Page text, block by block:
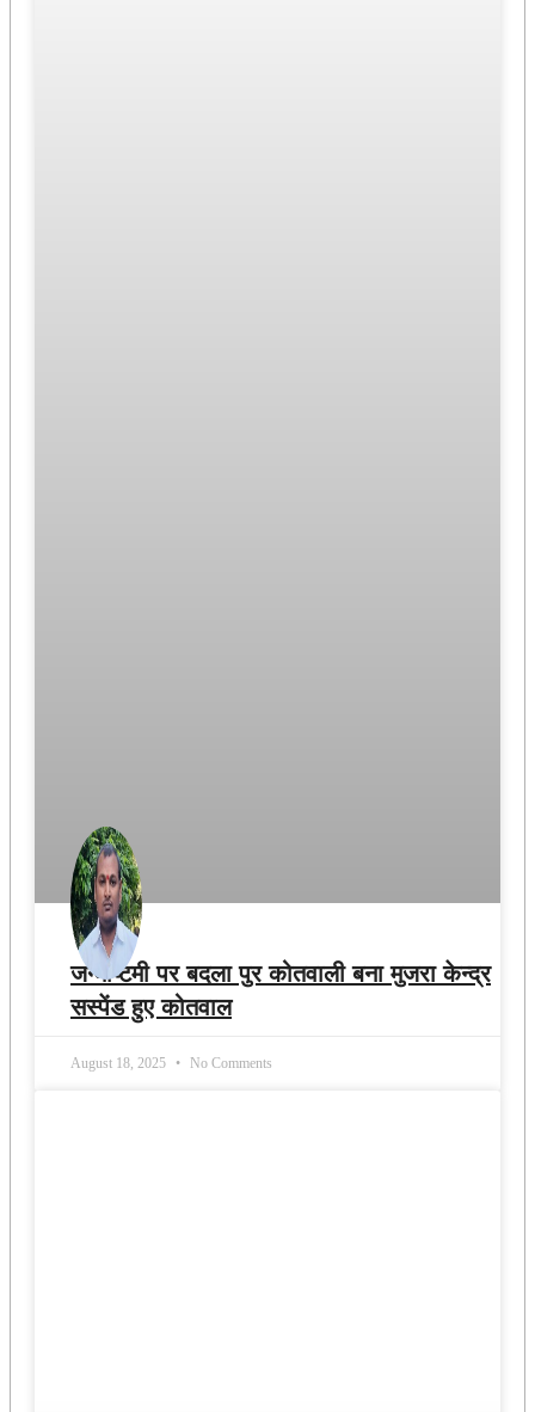
जन्माष्टमी पर बदला पुर कोतवाली बना मुजरा केन्द्र
सस्पेंड हुए कोतवाल
August 18, 2025 No Comments